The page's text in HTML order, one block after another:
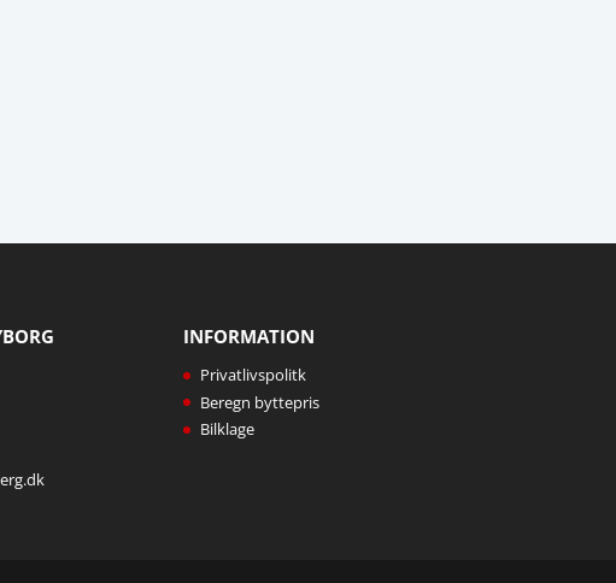
INFORMATION
Privatlivspolitk
Beregn byttepris
Bilklage